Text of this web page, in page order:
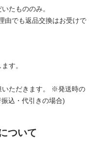
たもののみ。
由でも返品交換はお受けで
す。
いただきます。 ※発送時の
込・代引きの場合)
ついて